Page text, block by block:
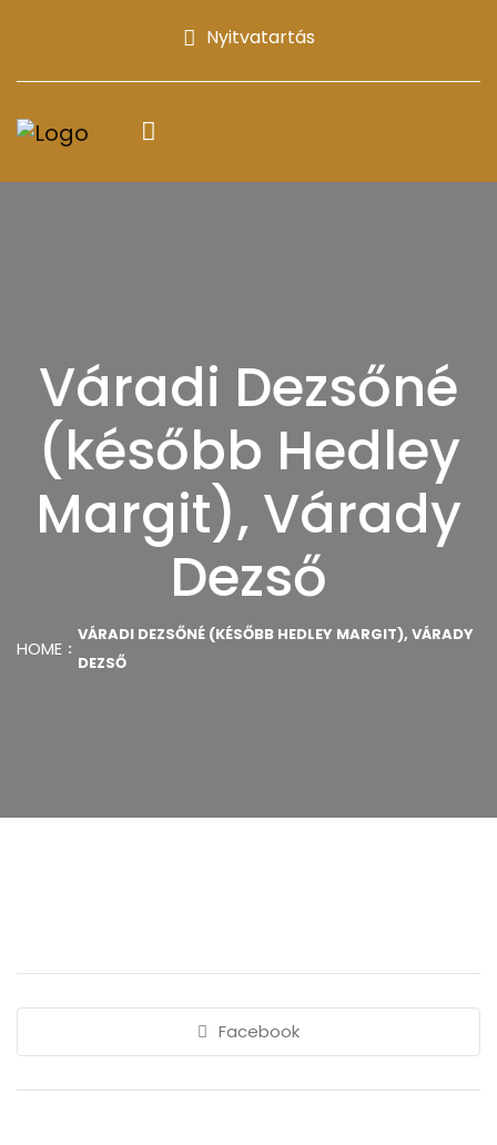
Nyitvatartás
Váradi Dezsőné
(később Hedley
Margit), Várady
Dezső
HOME
VÁRADI DEZSŐNÉ (KÉSŐBB HEDLEY MARGIT), VÁRADY
DEZSŐ
Facebook